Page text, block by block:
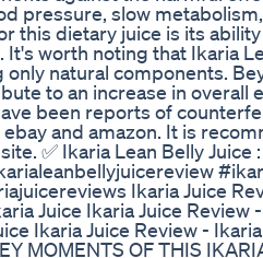
pressure, slow
this dietary juice is its
worth noting that Ikaria
natural components.
to an increase in overall
been reports of
and amazon. It is
✅ Ikaria Lean Belly
Ikaria Juice
Juice Ikaria Juice Review
Ikaria Juice Review -
MOMENTS OF THIS